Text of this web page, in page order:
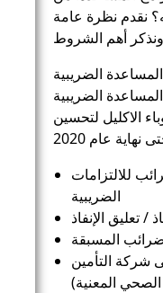
نقدم نظرة عامة
المساعدة الضريبية
الضريبية
الاكليل لتحسين
للالتزامات
الضريبية
/ تعليق الإنفاذ
المسبقة
شركة التأمين
الصحي المعنية)